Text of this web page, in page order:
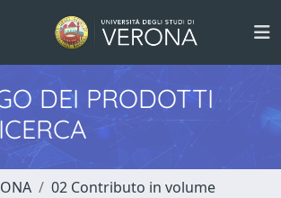
DEI PRODOTTI
02 Contributo in volume